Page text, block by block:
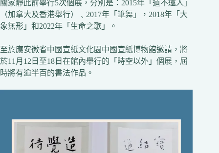
關家靜此前舉行5次個展，分別是：2015年「道不遠人」
（加拿大及香港舉行）﹑2017年「筆舞」，2018年「大
象無形」和2022年「生命之歌」。
至於應安徽省中國宣紙文化園中國宣紙博物館邀請，將
於11月12日至18日在館內舉行的「時空以外」個展，屆
時將有逾半百的書法作品。